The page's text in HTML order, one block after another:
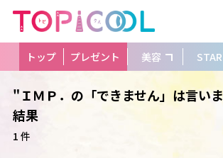
トップ プレゼント 美容
"ＩＭＰ．の「できません」は言い
結果
1 件